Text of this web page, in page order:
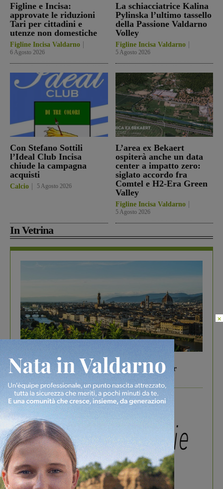
Figline e Incisa:
approvate le riduzioni
Tari per cittadini e
utenze non domestiche
Figline Incisa Valdarno
6 Agosto 2026
La schiacciatrice Kalina
Pylinska l’ultimo tassello
della Passione Valdarno
Volley
Figline Incisa Valdarno
5 Agosto 2026
Con Stefano Sottili
l’Ideal Club Incisa
chiude la campagna
acquisti
Calcio 5 Agosto 2026
L’area ex Bekaert
ospiterà anche un data
center a impatto zero:
siglato accordo fra
Comtel e H2-Era Green
Valley
Figline Incisa Valdarno
5 Agosto 2026
In Vetrina
In vetrina 6 Agosto 2026
Gita di famiglia a Firenze: 5 idee per far
divertire i tuoi figli
×